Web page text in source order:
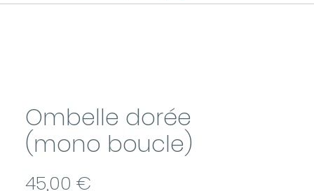
Ombelle dorée
(mono boucle)
45,00 €